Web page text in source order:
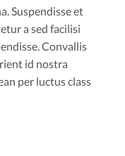
Suspendisse et
a sed facilisi
Convallis
id nostra
per luctus class